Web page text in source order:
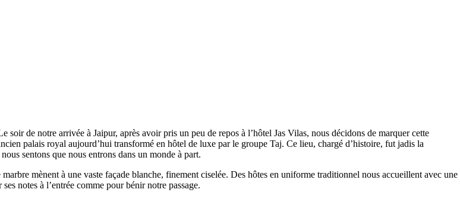
soir de notre arrivée à Jaipur, après avoir pris un peu de repos à l’hôtel Jas Vilas, nous décidons de marquer cette
palais royal aujourd’hui transformé en hôtel de luxe par le groupe Taj. Ce lieu, chargé d’histoire, fut jadis la
sentons que nous entrons dans un monde à part.
mènent à une vaste façade blanche, finement ciselée. Des hôtes en uniforme traditionnel nous accueillent avec une
notes à l’entrée comme pour bénir notre passage.